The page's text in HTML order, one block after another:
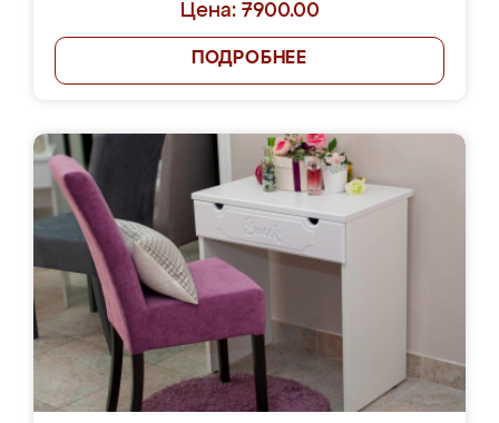
Цена: 7900.00
ПОДРОБНЕЕ